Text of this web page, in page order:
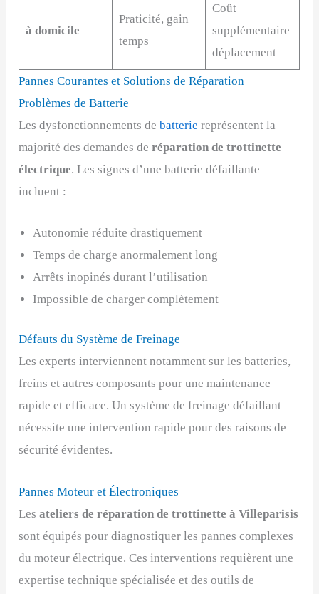
à domicile
Praticité, gain
temps
Coût
supplémentaire
déplacement
Pannes Courantes et Solutions de Réparation
Problèmes de Batterie
Les dysfonctionnements debatteriereprésentent la
majorité des demandes deréparation de trottinette
électrique. Les signes d’une batterie défaillante
incluent :
Autonomie réduite drastiquement
Temps de charge anormalement long
Arrêts inopinés durant l’utilisation
Impossible de charger complètement
Défauts du Système de Freinage
Les experts interviennent notamment sur les batteries,
freins et autres composants pour une maintenance
rapide et efficace. Un système de freinage défaillant
nécessite une intervention rapide pour des raisons de
sécurité évidentes.
Pannes Moteur et Électroniques
Lesateliers de réparation de trottinette à Villeparisis
sont équipés pour diagnostiquer les pannes complexes
du moteur électrique. Ces interventions requièrent une
expertise technique spécialisée et des outils de